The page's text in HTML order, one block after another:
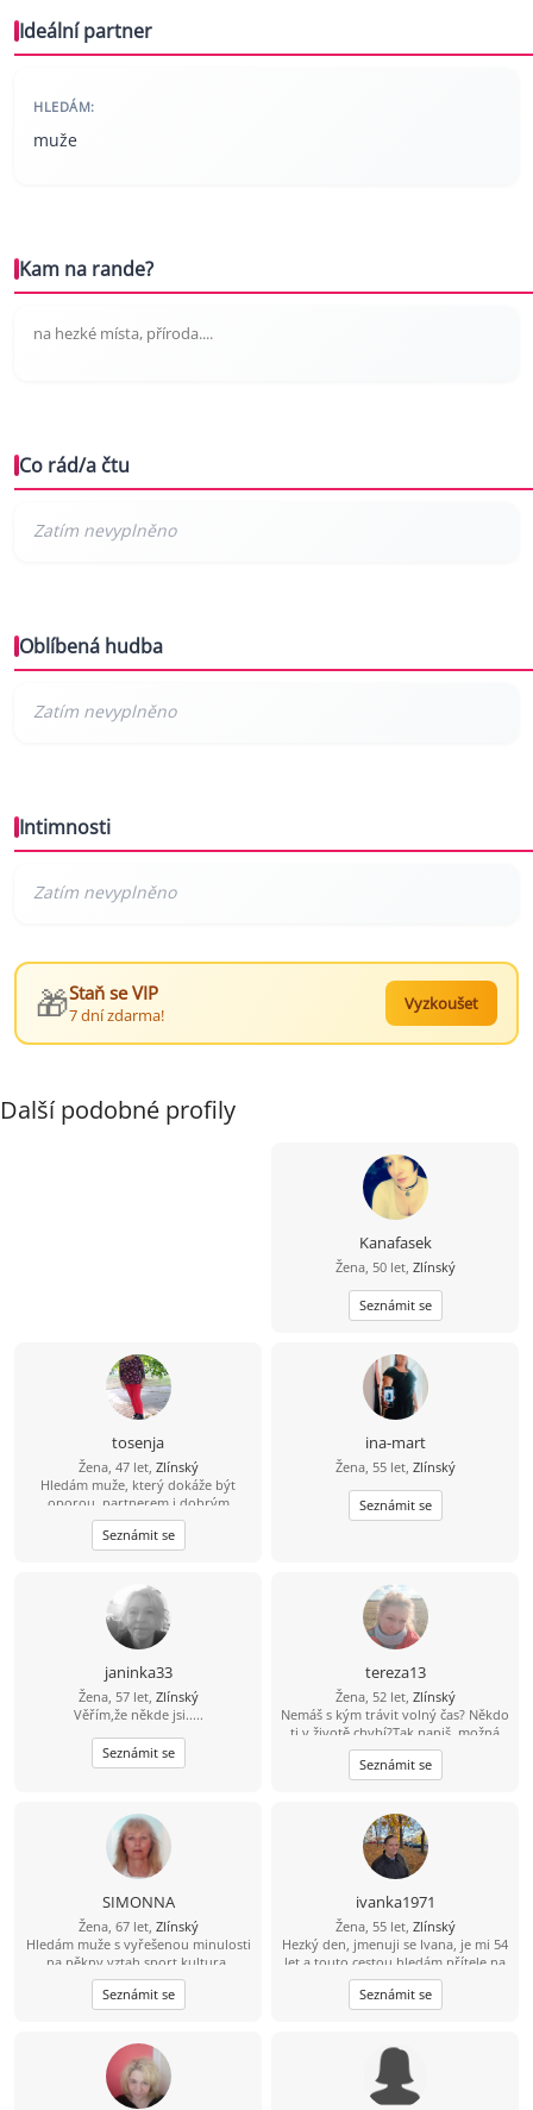
Ideální partner
HLEDÁM:
muže
Kam na rande?
na hezké místa, příroda....
Co rád/a čtu
Oblíbená hudba
Intimnosti
🎁Staň se VIP
7 dní zdarma!
Vyzkoušet
Další podobné profily
Kanafasek
Žena, 50 let, Zlínský
Seznámit se
tosenja
Žena, 47 let, Zlínský
Hledám muže, který dokáže být
oporou, partnerem i dobrým
kamarádem 2 mých menších dětí.
Seznámit se
ina-mart
Žena, 55 let, Zlínský
Seznámit se
janinka33
Žena, 57 let, Zlínský
Věřím,že někde jsi.....
Seznámit se
tereza13
Žena, 52 let, Zlínský
Nemáš s kým trávit volný čas? Někdo
ti v životě chybí?Tak napiš, možná
něco vymyslíme spolu a časem se
uvidí....
Seznámit se
SIMONNA
Žena, 67 let, Zlínský
Hledám muže s vyřešenou minulosti
na pěkny vztah,sport,kultura.
Seznámit se
ivanka1971
Žena, 55 let, Zlínský
Hezký den, jmenuji se Ivana, je mi 54
let a touto cestou hledám přítele na
vážný vztah ve věku 45-60 let. Jsem
ze Zlína a mám 2 dospělé dcery. Mezi
mé koníčky patří procházky, výlety,
Budu ráda když se mi ozveš na tel.
774 881 971. Budu se těšit.
Seznámit se